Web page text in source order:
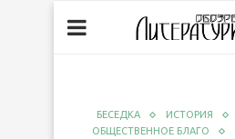
БЕСЕДКА ИСТОРИЯ
ОБЩЕСТВЕННОЕ БЛАГО